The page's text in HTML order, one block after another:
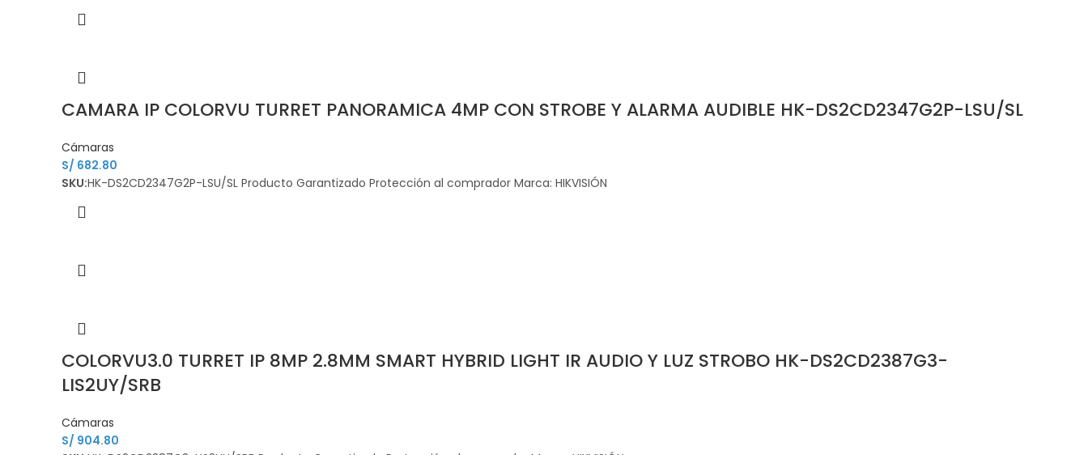
CAMARA IP COLORVU TURRET PANORAMICA 4MP CON STROBE Y ALARMA AUDIBLE HK-DS2CD2347G2P-LSU/SL
Cámaras
S/ 682.80
SKU:HK-DS2CD2347G2P-LSU/SL Producto Garantizado Protección al comprador Marca: HIKVISIÓN
COLORVU3.0 TURRET IP 8MP 2.8MM SMART HYBRID LIGHT IR AUDIO Y LUZ STROBO HK-DS2CD2387G3-
LIS2UY/SRB
Cámaras
S/ 904.80